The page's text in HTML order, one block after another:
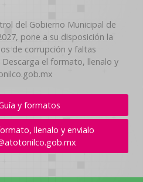
del Gobierno Municipal de
pone a su disposición la
de corrupción y faltas
Descarga el formato, llenalo y
y formatos
llenalo y envialo